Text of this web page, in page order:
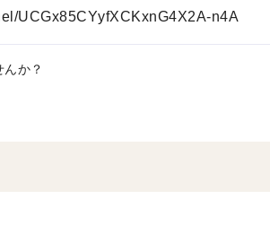
UCGx85CYyfXCKxnG4X2A-n4A
か？